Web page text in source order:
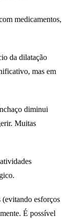
medicamentos,
da dilatação
mas em
diminui
Muitas
(evitando esforços
É possível